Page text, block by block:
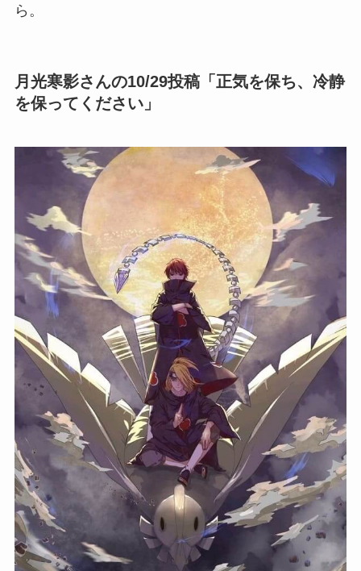
ら。
月光寒影さんの10/29投稿「正気を保ち、冷静
を保ってください」